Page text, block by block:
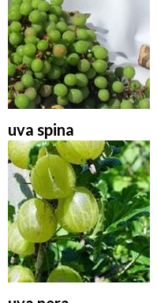
uva spina